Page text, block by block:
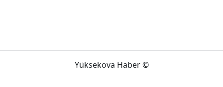
Yüksekova Haber ©